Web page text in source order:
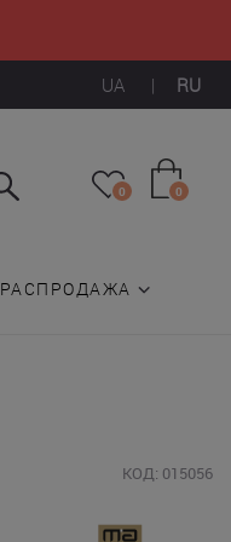
UA | RU
0 0
РАСПРОДАЖА
КОД: 015056